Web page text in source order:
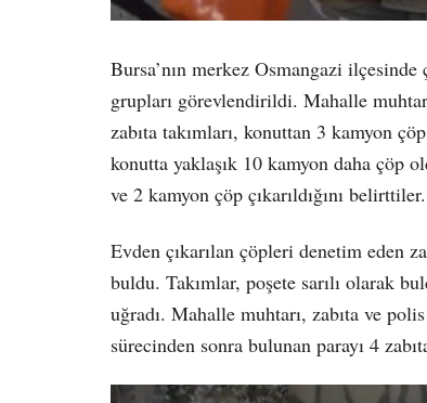
Bursa’nın merkez Osmangazi
grupları görevlendirildi. Mahalle
zabıta takımları, konuttan 3 kamyon
konutta yaklaşık 10 kamyon daha çöp
ve 2 kamyon çöp çıkarıldığını belirttiler.
Evden çıkarılan çöpleri denetim eden
buldu. Takımlar, poşete sarılı olarak
uğradı. Mahalle muhtarı, zabıta ve
sürecinden sonra bulunan parayı 4